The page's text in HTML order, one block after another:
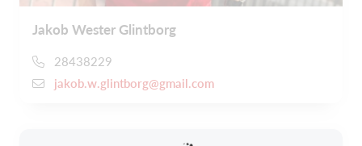
Jakob Wester Glintborg
28438229
jakob.w.glintborg@gmail.com